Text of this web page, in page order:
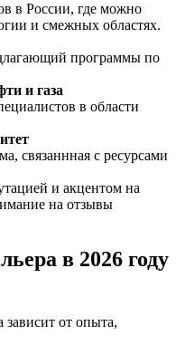
в России, где можно
и смежных областях.
программы по
и газа
в области
связаннная с ресурсами
и акцентом на
на отзывы
в 2026 году
зависит от опыта,